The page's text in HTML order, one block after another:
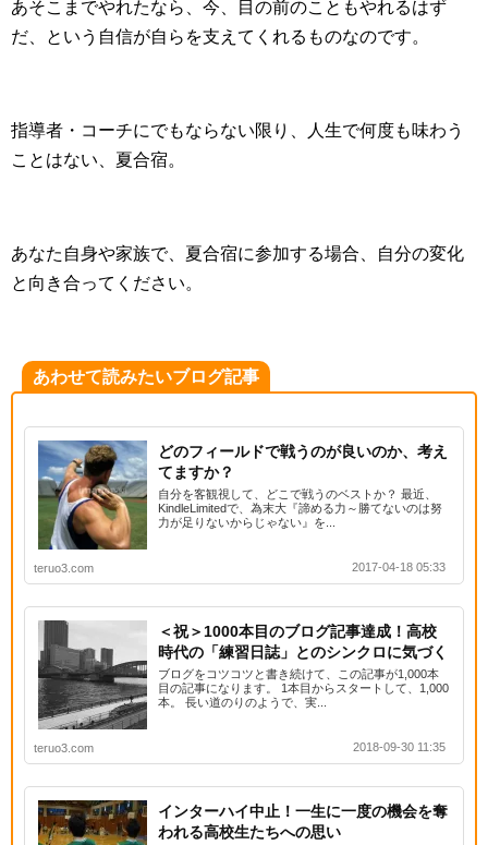
あそこまでやれたなら、今、目の前のこともやれるはず
だ、という自信が自らを支えてくれるものなのです。
指導者・コーチにでもならない限り、人生で何度も味わう
ことはない、夏合宿。
あなた自身や家族で、夏合宿に参加する場合、自分の変化
と向き合ってください。
あわせて読みたいブログ記事
どのフィールドで戦うのが良いのか、考え
てますか？
自分を客観視して、どこで戦うのベストか？ 最近、
KindleLimitedで、為末大『諦める力～勝てないのは努
力が足りないからじゃない』を...
teruo3.com 2017-04-18 05:33
＜祝＞1000本目のブログ記事達成！高校
時代の「練習日誌」とのシンクロに気づく
ブログをコツコツと書き続けて、この記事が1,000本
目の記事になります。 1本目からスタートして、1,000
本。 長い道のりのようで、実...
teruo3.com 2018-09-30 11:35
インターハイ中止！一生に一度の機会を奪
われる高校生たちへの思い